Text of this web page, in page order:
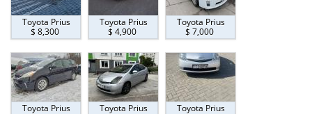
Toyota Prius
$ 8,300
Toyota Prius
$ 4,900
Toyota Prius
$ 7,000
Toyota Prius
Toyota Prius
Toyota Prius